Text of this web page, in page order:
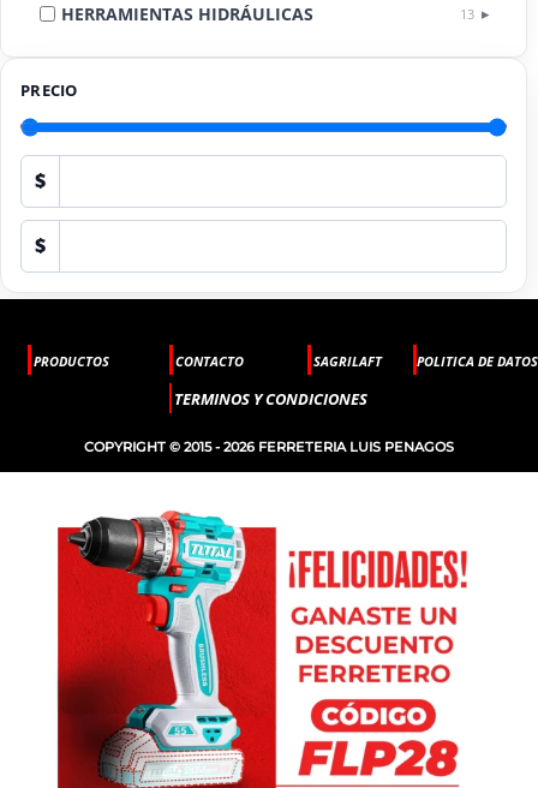
HERRAMIENTAS HIDRÁULICAS 13
PRECIO
$
$
PRODUCTOS CONTACTO SAGRILAFT POLITICA DE DATOS
TERMINOS Y CONDICIONES
COPYRIGHT © 2015 - 2026 FERRETERIA LUIS PENAGOS